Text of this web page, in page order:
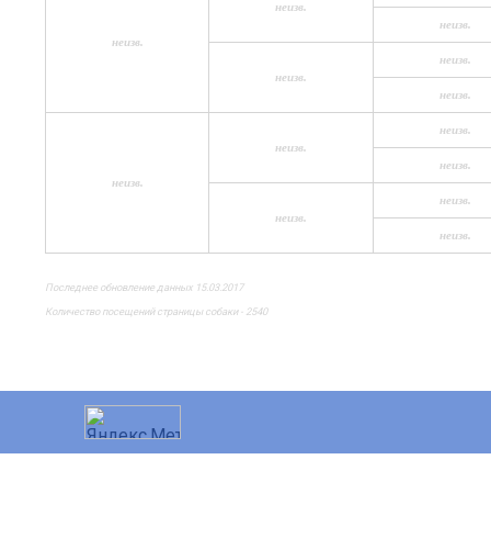
неизв.
неизв.
неизв.
неизв.
неизв.
неизв.
неизв.
неизв.
неизв.
неизв.
неизв.
неизв.
неизв.
Последнее обновление данных 15.03.2017
Количество посещений страницы собаки - 2540